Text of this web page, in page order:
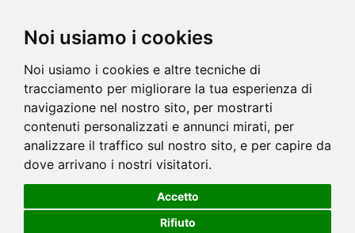
Noi usiamo i cookies
Noi usiamo i cookies e altre tecniche di
tracciamento per migliorare la tua esperienza di
navigazione nel nostro sito, per mostrarti
contenuti personalizzati e annunci mirati, per
analizzare il traffico sul nostro sito, e per capire da
dove arrivano i nostri visitatori.
Accetto
Rifiuto